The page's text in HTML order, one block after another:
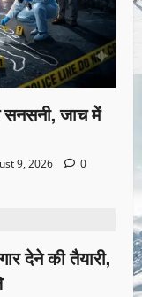
जाच में
9, 2026
0
देने की तैयारी,